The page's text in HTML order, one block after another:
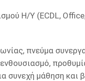
Η/Υ (ECDL,
πνεύμα
συνεχή μάθηση και